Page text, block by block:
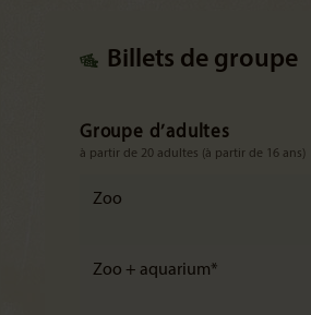
Billets de groupe
Groupe d’adultes
à partir de 20 adultes (à partir de 16 ans)
Zoo
Zoo + aquarium*